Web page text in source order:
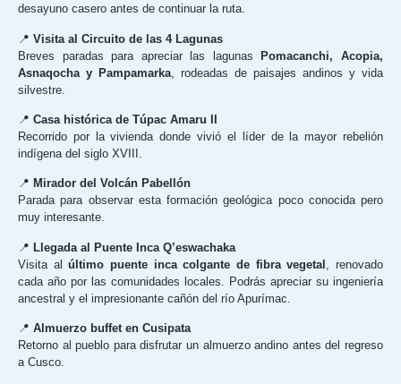
desayuno casero antes de continuar la ruta.
📍 Visita al Circuito de las 4 Lagunas
Breves paradas para apreciar las lagunasPomacanchi, Acopia,
Asnaqocha y Pampamarka , rodeadas de paisajes andinos y vida
silvestre.
📍 Casa histórica de Túpac Amaru II
Recorrido por la vivienda donde vivió el líder de la mayor rebelión
indígena del siglo XVIII.
📍 Mirador del Volcán Pabellón
Parada para observar esta formación geológica poco conocida pero
muy interesante.
📍 Llegada al Puente Inca Q’eswachaka
Visita alúltimo puente inca colgante de fibra vegetal , renovado
cada año por las comunidades locales. Podrás apreciar su ingeniería
ancestral y el impresionante cañón del río Apurímac.
📍 Almuerzo buffet en Cusipata
Retorno al pueblo para disfrutar un almuerzo andino antes del regreso
a Cusco.